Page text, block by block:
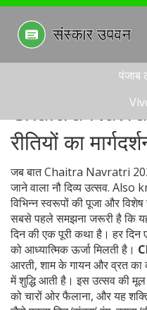
पंजाब
Chaitra
रीतियों का
जब बातChaitra Navratri
जाने वाला नौ दिव्य उत्सव. Also
विभिन्न स्वरूपों की पूजा और
सबसे पहले समझना जरूरी है कि यह
दिन की एक पूरी कथा है। हर
को आध्यात्मिक ऊर्जा मिलती है।
आरती, शाम के गायन और व्रत का
में शुद्धि आती है। इस उत्सव की मूल
को चारों ओर फैलाना, और यह